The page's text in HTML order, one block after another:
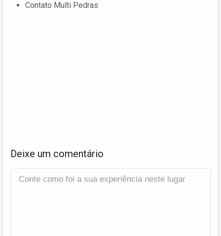
Contato Multi Pedras
Deixe um comentário